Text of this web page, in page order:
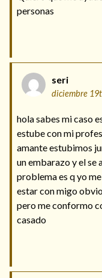
personas
seri
diciembre
hola sabes mi caso
estube con mi
amante estubimos
un embarazo y el se
problema es q yo
estar con migo
pero me conformo
casado